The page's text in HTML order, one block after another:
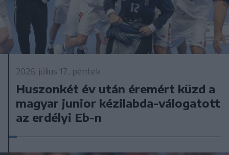
2026. július 17., péntek
Huszonkét év után éremért küzd a
magyar junior kézilabda-válogatott
az erdélyi Eb-n